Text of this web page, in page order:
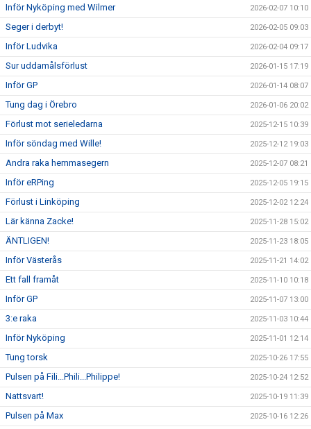
Inför Nyköping med Wilmer 2026-02-07 10:10
Seger i derbyt! 2026-02-05 09:03
Inför Ludvika 2026-02-04 09:17
Sur uddamålsförlust 2026-01-15 17:19
Inför GP 2026-01-14 08:07
Tung dag i Örebro 2026-01-06 20:02
Förlust mot serieledarna 2025-12-15 10:39
Inför söndag med Wille! 2025-12-12 19:03
Andra raka hemmasegern 2025-12-07 08:21
Inför eRPing 2025-12-05 19:15
Förlust i Linköping 2025-12-02 12:24
Lär känna Zacke! 2025-11-28 15:02
ÄNTLIGEN! 2025-11-23 18:05
Inför Västerås 2025-11-21 14:02
Ett fall framåt 2025-11-10 10:18
Inför GP 2025-11-07 13:00
3:e raka 2025-11-03 10:44
Inför Nyköping 2025-11-01 12:14
Tung torsk 2025-10-26 17:55
Pulsen på Fili...Phili...Philippe! 2025-10-24 12:52
Nattsvart! 2025-10-19 11:39
Pulsen på Max 2025-10-16 12:26